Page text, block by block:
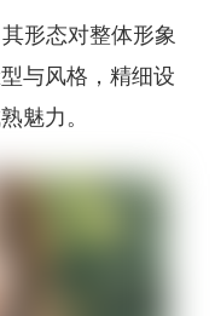
形态对整体形象
与风格，精细设
魅力。